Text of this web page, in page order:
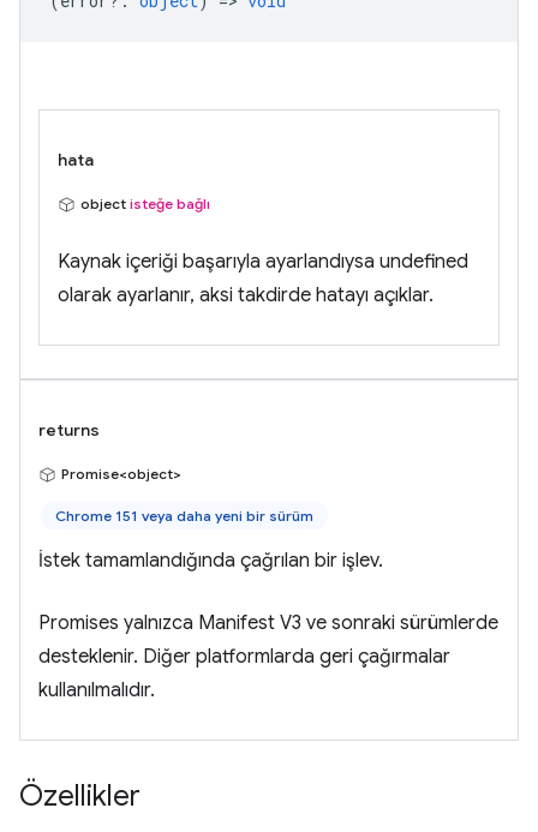
hata
object isteğe bağlı
Kaynak içeriği başarıyla ayarlandıysa undefined
olarak ayarlanır, aksi takdirde hatayı açıklar.
returns
Promise<object>
Chrome 151 veya daha yeni bir sürüm
İstek tamamlandığında çağrılan bir işlev.
Promises yalnızca Manifest V3 ve sonraki sürümlerde
desteklenir. Diğer platformlarda geri çağırmalar
kullanılmalıdır.
Özellikler